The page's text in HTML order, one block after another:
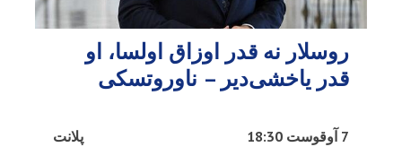
روسلار نه قدر اوزاق اولسا، او
قدر یاخشی‌دیر – ناوروتسکی
پلانت 7 آوقوست 18:30